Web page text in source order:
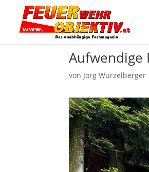
Aufwendige
von Jörg Würzelberger
auf